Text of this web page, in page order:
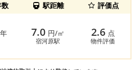
駅距離 評価点
年 7.0 円/㎡
宿河原駅
2.6 点
物件評価